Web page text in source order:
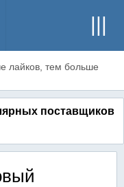
лайков, тем больше
поставщиков